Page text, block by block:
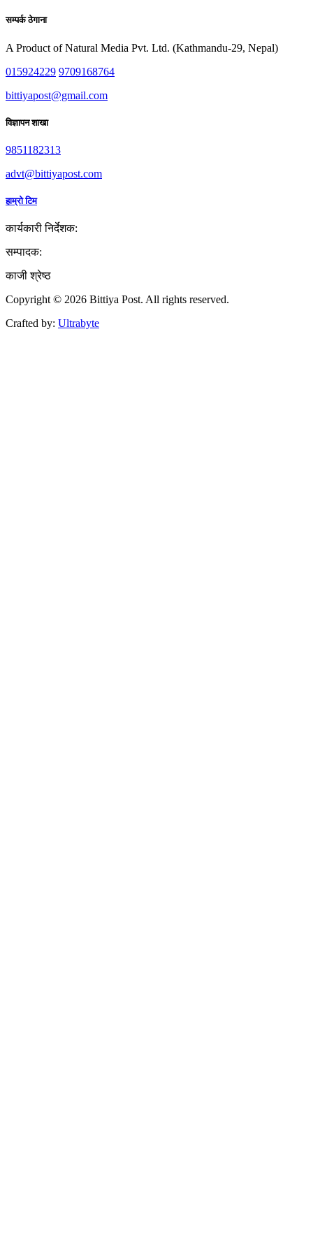
सम्पर्क ठेगाना
A Product of Natural Media Pvt. Ltd. (Kathmandu-29, Nepal)
015924229 9709168764
bittiyapost@gmail.com
विज्ञापन शाखा
9851182313
advt@bittiyapost.com
हाम्रो टिम
कार्यकारी निर्देशक:
सम्पादक:
काजी श्रेष्ठ
Copyright © 2026 Bittiya Post. All rights reserved.
Crafted by: Ultrabyte